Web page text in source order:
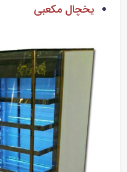
یخچال مکعبی